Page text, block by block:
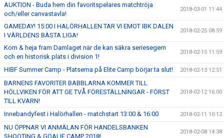
AUKTION - Buda hem din favoritspelares matchtröja
och/eller canvastavla!
2018-03-01 11:44
GAMEDAY! 15:00 I HALÖRHALLEN TAR VI EMOT IBK DALEN
I VÄRLDENS BÄSTA LIGA!
2018-02-25 08:59
Kom & heja fram Damlaget när de kan säkra seriesegern
och en historisk plats i division 1!
2018-02-15 11:59
HIBF Summer Camp - Platserna på Elite Camp börjar ta slut! 2018-02-13 12:51
BARNENS FAVORITER BABBLARNA KOMMER TILL
HÖLLVIKEN FÖR ATT GE TVÅ FÖRESTÄLLNINGAR - FÖRST
TILL KVARN!
2018-02-12 16:00
Innebandyfest i Halörhallen - matchstart 13:00 & 16:00 2018-02-11 10:12
NU ÖPPNAR VI ANMÄLAN FÖR HANDELSBANKEN
SHOOTING & GOALIE CAMP 2018!
2018-02-08 14:38